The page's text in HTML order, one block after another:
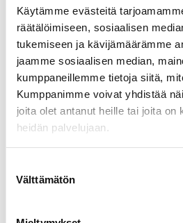
Käytämme evästeitä
räätälöimiseen, sosiaalisen
tukemiseen ja kävijämäärämme
jaamme sosiaalisen median,
kumppaneillemme tietoja siitä,
Kumppanimme voivat yhdistää
joita olet antanut heille tai joita
heidän palvelujaan.
valinta
Välttämätön